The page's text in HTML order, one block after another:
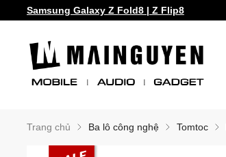
Samsung Galaxy S26 series!
Samsung Galaxy Z Fold8 | Z Flip8
Trang chủ Ba lô công nghệ Tomtoc